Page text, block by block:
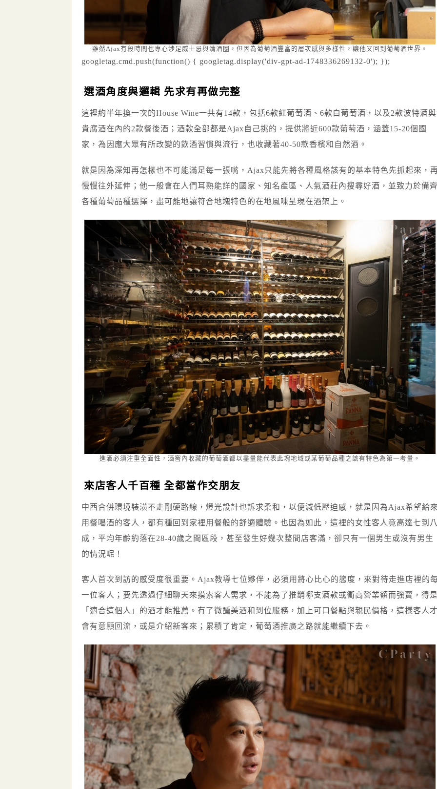
雖然Ajax有段時間也專心涉足威士忌與清酒圈，但因為葡萄酒豐富的層次感與多樣性，讓他又回到葡萄酒世界。
googletag.cmd.push(function() { googletag.display('div-gpt-ad-1748336269132-0'); });
選酒角度與邏輯 先求有再做完整
這裡約半年換一次的House Wine一共有14款，包括6款紅葡萄酒、6款白葡萄酒，以及2款波特酒與
貴腐酒在內的2款餐後酒；酒款全部都是Ajax自己挑的，提供將近600款葡萄酒，涵蓋15-20個國
家，為因應大眾有所改變的飲酒習慣與流行，也收藏著40-50款香檳和自然酒。
就是因為深知再怎樣也不可能滿足每一張嘴，Ajax只能先將各種風格該有的基本特色先抓起來，
慢慢往外延伸；他一般會在人們耳熟能詳的國家、知名產區、人氣酒莊內搜尋好酒，並致力於備
各種葡萄品種選擇，盡可能地讓符合地塊特色的在地風味呈現在酒架上。
進酒必須注重全面性，酒窖內收藏的葡萄酒都以盡量能代表此塊地域或某葡萄品種之該有特色為第一考量。
來店客人千百種 全都當作交朋友
中西合併環境裝潢不走剛硬路線，燈光設計也訴求柔和，以便減低壓迫感，就是因為Ajax希望給
用餐喝酒的客人，都有種回到家裡用餐般的舒適體驗。也因為如此，這裡的女性客人竟高達七到
成，平均年齡約落在28-40歲之間區段，甚至發生好幾次整間店客滿，卻只有一個男生或沒有男生
的情況呢！
客人首次到訪的感受度很重要。Ajax教導七位夥伴，必須用將心比心的態度，來對待走進店裡的
一位客人；要先透過仔細聊天來摸索客人需求，不能為了推銷哪支酒款或衝高營業額而強賣，得
「適合這個人」的酒才能推薦。有了微醺美酒和到位服務，加上可口餐點與親民價格，這樣客人
會有意願回流，或是介紹新客來；累積了肯定，葡萄酒推廣之路就能繼續下去。